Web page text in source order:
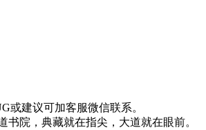
或建议可加客服微信联系。
书院，典藏就在指尖，大道就在眼前。